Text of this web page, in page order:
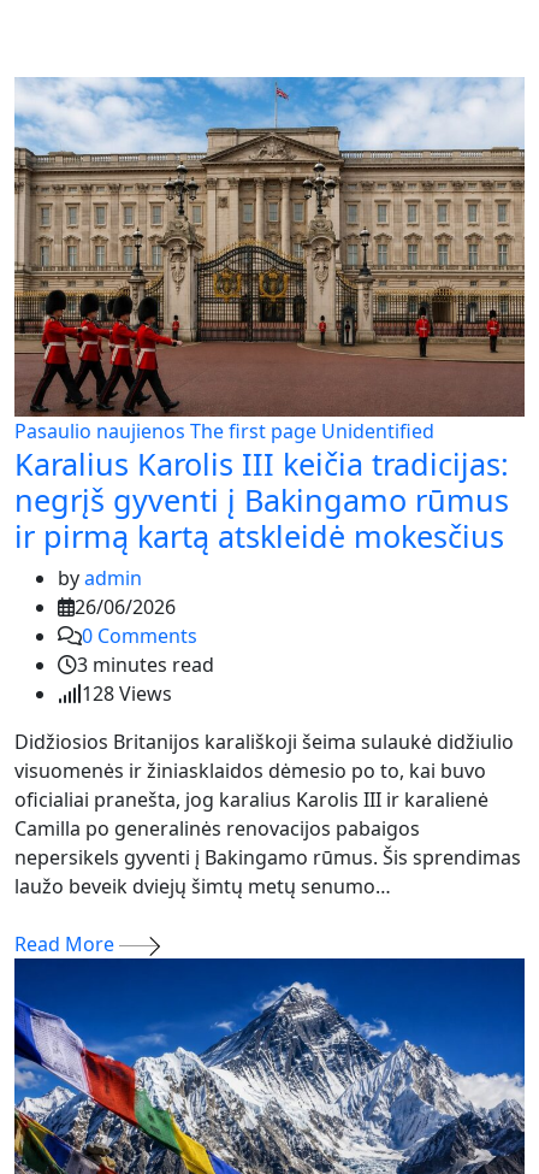
Pasaulio naujienos The first page Unidentified
Karalius Karolis III keičia tradicijas:
negrįš gyventi į Bakingamo rūmus
ir pirmą kartą atskleidė mokesčius
byadmin
26/06/2026
0 Comments
3 minutes read
128Views
Didžiosios Britanijos karališkoji šeima sulaukė didžiulio
visuomenės ir žiniasklaidos dėmesio po to, kai buvo
oficialiai pranešta, jog karalius Karolis III ir karalienė
Camilla po generalinės renovacijos pabaigos
nepersikels gyventi į Bakingamo rūmus. Šis sprendimas
laužo beveik dviejų šimtų metų senumo…
Read More